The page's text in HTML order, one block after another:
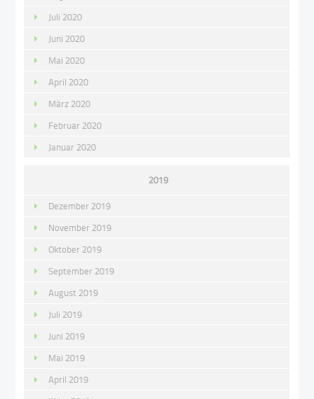
Juli 2020
Juni 2020
Mai 2020
April 2020
März 2020
Februar 2020
Januar 2020
2019
Dezember 2019
November 2019
Oktober 2019
September 2019
August 2019
Juli 2019
Juni 2019
Mai 2019
April 2019